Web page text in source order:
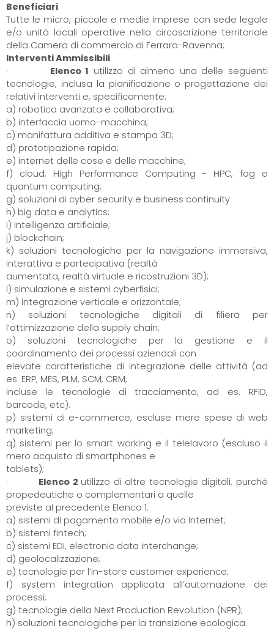
Beneficiari
Tutte le micro, piccole e medie imprese con sede legale
e/o unità locali operative nella circoscrizione territoriale
della Camera di commercio di Ferrara-Ravenna;
Interventi Ammissibili
·
Elenco 1 utilizzo di almeno una delle seguenti
tecnologie, inclusa la pianificazione o progettazione dei
relativi interventi e, specificamente:
a) robotica avanzata e collaborativa;
b) interfaccia uomo-macchina;
c) manifattura additiva e stampa 3D;
d) prototipazione rapida;
e) internet delle cose e delle macchine;
f) cloud, High Performance Computing - HPC, fog e
quantum computing;
g) soluzioni di cyber security e business continuity
h) big data e analytics;
i) intelligenza artificiale;
j) blockchain;
k) soluzioni tecnologiche per la navigazione immersiva,
interattiva e partecipativa (realtà
aumentata, realtà virtuale e ricostruzioni 3D);
l) simulazione e sistemi cyberfisici;
m) integrazione verticale e orizzontale;
n) soluzioni tecnologiche digitali di filiera per
l’ottimizzazione della supply chain;
o) soluzioni tecnologiche per la gestione e il
coordinamento dei processi aziendali con
elevate caratteristiche di integrazione delle attività (ad
es. ERP, MES, PLM, SCM, CRM,
incluse le tecnologie di tracciamento, ad es. RFID,
barcode, etc).
p) sistemi di e-commerce, escluse mere spese di web
marketing;
q) sistemi per lo smart working e il telelavoro (escluso il
mero acquisto di smartphones e
tablets);
·
Elenco 2 utilizzo di altre tecnologie digitali, purché
propedeutiche o complementari a quelle
previste al precedente Elenco 1:
a) sistemi di pagamento mobile e/o via Internet;
b) sistemi fintech;
c) sistemi EDI, electronic data interchange;
d) geolocalizzazione;
e) tecnologie per l’in-store customer experience;
f) system integration applicata all’automazione dei
processi;
g) tecnologie della Next Production Revolution (NPR);
h) soluzioni tecnologiche per la transizione ecologica.